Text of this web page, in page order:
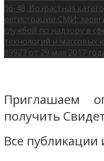
06-48, Возрастная
регистрации СМИ:
службой по надзору в
технологий и
69923 от 29 мая 2017
Приглашаем
получить
Все публикации